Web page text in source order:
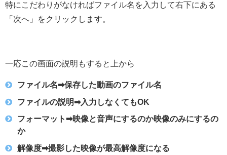
特にこだわりがなければファイル名を入力して右下にある
「次へ」をクリックします。
一応この画面の説明もすると上から
ファイル名➡︎保存した動画のファイル名
ファイルの説明➡︎入力しなくてもOK
フォーマット➡︎映像と音声にするのか映像のみにするの
か
解像度➡︎撮影した映像が最高解像度になる